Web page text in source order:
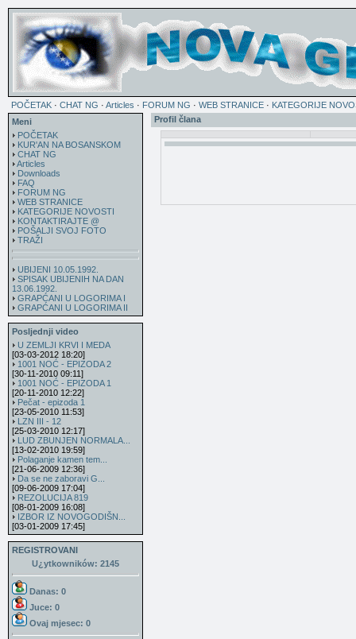
POČETAK · CHAT NG · Articles · FORUM NG · WEB STRANICE · KATEGORIJE
Meni
POČETAK
KUR'AN NA BOSANSKOM
CHAT NG
Articles
Downloads
FAQ
FORUM NG
WEB STRANICE
KATEGORIJE NOVOSTI
KONTAKTIRAJTE @
POŠALJI SVOJ FOTO
TRAŽI
UBIJENI 10.05.1992.
SPISAK UBIJENIH NA DAN
13.06.1992.
GRAPĆANI U LOGORIMA I
GRAPĆANI U LOGORIMA II
Posljednji video
U ZEMLJI KRVI I MEDA
[03-03-2012 18:20]
1001 NOĆ - EPIZODA 2
[30-11-2010 09:11]
1001 NOĆ - EPIZODA 1
[20-11-2010 12:22]
Pečat - epizoda 1
[23-05-2010 11:53]
LZN III - 12
[25-03-2010 12:17]
LUD ZBUNJEN NORMALA...
[13-02-2010 19:59]
Polaganje kamen tem...
[21-06-2009 12:36]
Da se ne zaboravi G...
[09-06-2009 17:04]
REZOLUCIJA 819
[08-01-2009 16:08]
IZBOR IZ NOVOGODIŠN...
[03-01-2009 17:45]
REGISTROVANI
U¿ytkowników: 2145
Danas: 0
Juce: 0
Ovaj mjesec: 0
Profil člana